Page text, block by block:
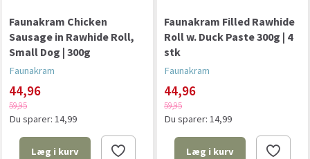
Faunakram Chicken
Sausage in Rawhide Roll,
Small Dog | 300g
Faunakram
44,96
59,95
Du sparer: 14,99
Læg i kurv
Faunakram Filled Rawhide
Roll w. Duck Paste 300g | 4
stk
Faunakram
44,96
59,95
Du sparer: 14,99
Læg i kurv